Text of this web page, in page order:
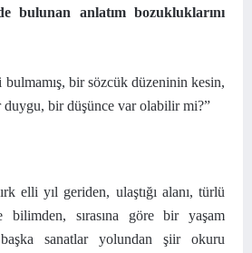
bulunan anlatım bozukluklarını
bulmamış, bir sözcük düzeninin kesin,
duygu, bir düşünce var olabilir mi?”
elli yıl geriden, ulaştığı alanı, türlü
bilimden, sırasına göre bir yaşam
sanatlar yolundan şiir okuru